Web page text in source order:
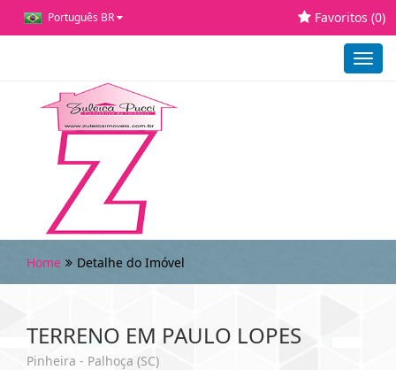
Português BR Favoritos (0)
Home Detalhe do Imóvel
TERRENO EM PAULO LOPES
Pinheira - Palhoça (SC)